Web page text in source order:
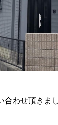
合わせ頂きま